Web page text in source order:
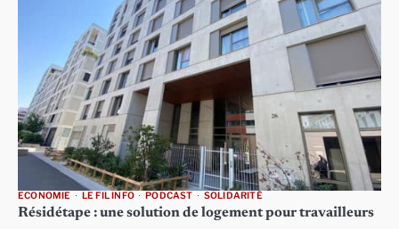
ECONOMIE LE FIL INFO PODCAST SOLIDARITÉ
Résidétape : une solution de logement pour travailleurs